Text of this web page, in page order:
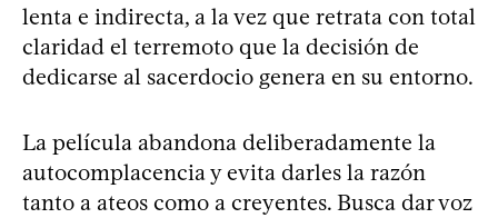
lenta e indirecta, a la vez que retrata con total
claridad el terremoto que la decisión de
dedicarse al sacerdocio genera en su entorno.
La película abandona deliberadamente la
autocomplacencia y evita darles la razón
tanto a ateos como a creyentes. Busca dar voz